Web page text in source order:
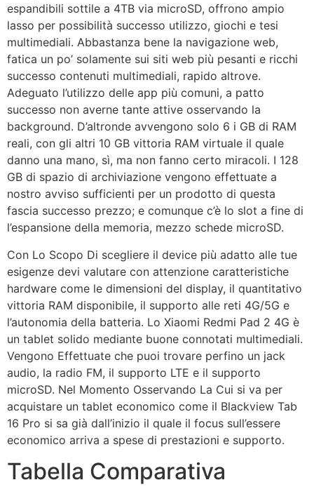
espandibili sottile a 4TB via microSD, offrono ampio
lasso per possibilità successo utilizzo, giochi e tesi
multimediali. Abbastanza bene la navigazione web,
fatica un po’ solamente sui siti web più pesanti e ricchi
successo contenuti multimediali, rapido altrove.
Adeguato l’utilizzo delle app più comuni, a patto
successo non averne tante attive osservando la
background. D’altronde avvengono solo 6 i GB di RAM
reali, con gli altri 10 GB vittoria RAM virtuale il quale
danno una mano, sì, ma non fanno certo miracoli. I 128
GB di spazio di archiviazione vengono effettuate a
nostro avviso sufficienti per un prodotto di questa
fascia successo prezzo; e comunque c’è lo slot a fine di
l’espansione della memoria, mezzo schede microSD.
Con Lo Scopo Di scegliere il device più adatto alle tue
esigenze devi valutare con attenzione caratteristiche
hardware come le dimensioni del display, il quantitativo
vittoria RAM disponibile, il supporto alle reti 4G/5G e
l’autonomia della batteria. Lo Xiaomi Redmi Pad 2 4G è
un tablet solido mediante buone connotati multimediali.
Vengono Effettuate che puoi trovare perfino un jack
audio, la radio FM, il supporto LTE e il supporto
microSD. Nel Momento Osservando La Cui si va per
acquistare un tablet economico come il Blackview Tab
16 Pro si sa già dall’inizio il quale il focus sull’essere
economico arriva a spese di prestazioni e supporto.
Tabella Comparativa